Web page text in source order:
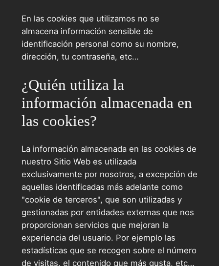
En las cookies que utilizamos no se
almacena información sensible de
identificación personal como su nombre,
dirección, tu contraseña, etc…
¿Quién utiliza la
información almacenada en
las cookies?
La información almacenada en las cookies de
nuestro Sitio Web es utilizada
exclusivamente por nosotros, a excepción de
aquellas identificadas más adelante como
"cookie de terceros", que son utilizadas y
gestionadas por entidades externas que nos
proporcionan servicios que mejoran la
experiencia del usuario. Por ejemplo las
estadísticas que se recogen sobre el número
de visitas, el contenido que más gusta, etc…